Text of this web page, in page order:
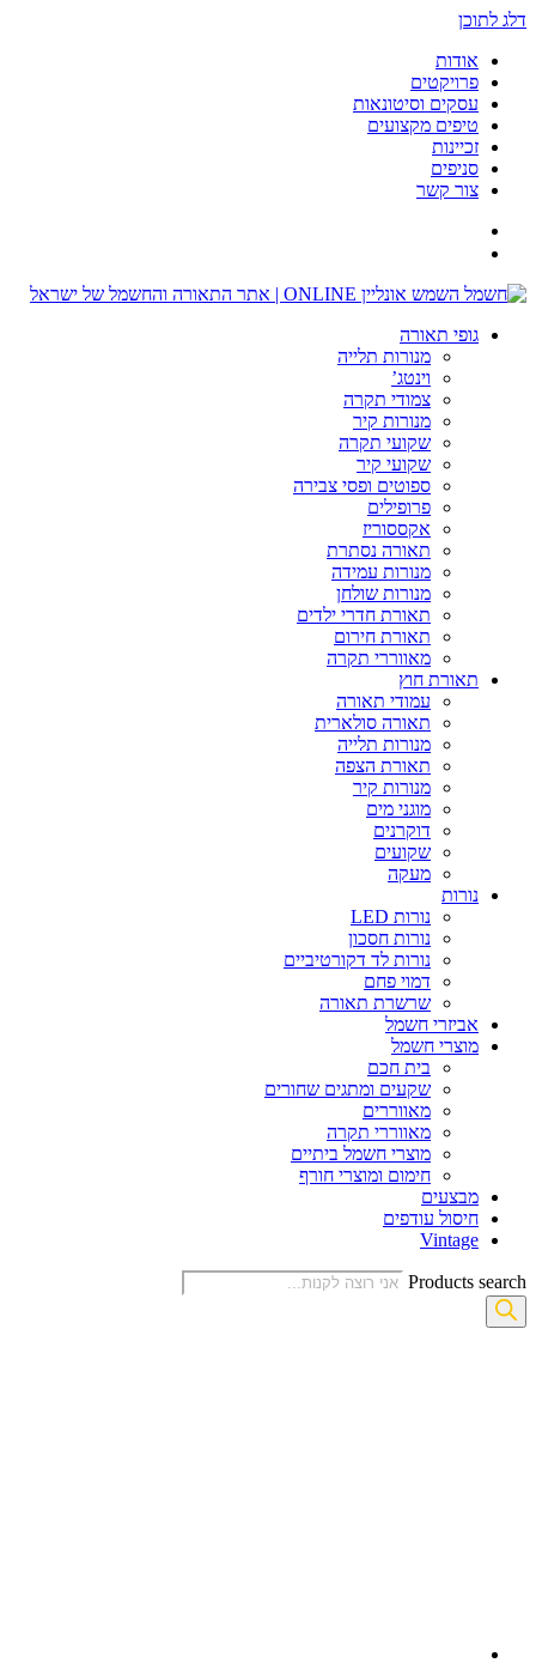
דלג לתוכן
אודות
פרויקטים
עסקים וסיטונאות
טיפים מקצועים
זכיינות
סניפים
צור קשר
גופי תאורה
מנורות תלייה
וינטג’
צמודי תקרה
מנורות קיר
שקועי תקרה
שקועי קיר
ספוטים ופסי צבירה
פרופילים
אקססוריז
תאורה נסתרת
מנורות עמידה
מנורות שולחן
תאורת חדרי ילדים
תאורת חירום
מאווררי תקרה
תאורת חוץ
עמודי תאורה
תאורה סולארית
מנורות תלייה
תאורת הצפה
מנורות קיר
מוגני מים
דוקרנים
שקועים
מעקה
נורות
נורות LED
נורות חסכון
נורות לד דקורטיביים
דמוי פחם
שרשרת תאורה
אביזרי חשמל
מוצרי חשמל
בית חכם
שקעים ומתגים שחורים
מאווררים
מאווררי תקרה
מוצרי חשמל ביתיים
חימום ומוצרי חורף
מבצעים
חיסול עודפים
Vintage
Products search